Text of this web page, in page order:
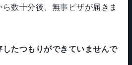
数十分後、無事ピザが届きま
たつもりができていませんで